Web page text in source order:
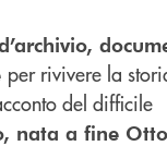
per rivivere la
del difficile
nata a fine